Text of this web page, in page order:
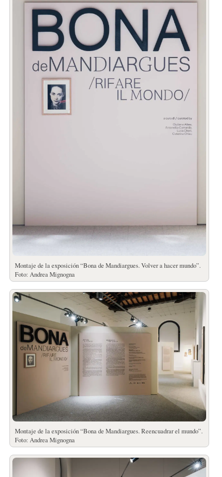
Montaje de la exposición “Bona de Mandiargues. Volver a hacer mundo”.
Foto: Andrea Mignogna
Montaje de la exposición “Bona de Mandiargues. Reencuadrar el mundo”.
Foto: Andrea Mignogna